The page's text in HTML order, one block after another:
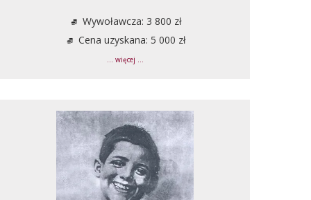
Wywoławcza: 3 800 zł
Cena uzyskana: 5 000 zł
... więcej ...